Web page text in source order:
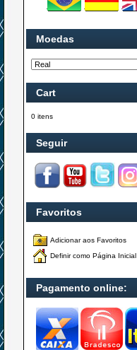
Moedas
Cart
0 itens
Seguir
Favoritos
Adicionar aos Favoritos
Definir como Página Inicial
Pagamento online: